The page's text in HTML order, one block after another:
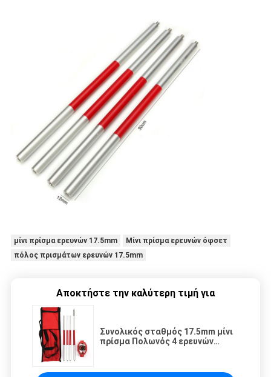
μίνι πρίσμα ερευνών 17.5mm
Μίνι πρίσμα ερευνών όφσετ
πόλος πρισμάτων ερευνών 17.5mm
Αποκτήστε την καλύτερη τιμή για
Συνολικός σταθμός 17.5mm μίνι
πρίσμα Πολωνός 4 ερευνών